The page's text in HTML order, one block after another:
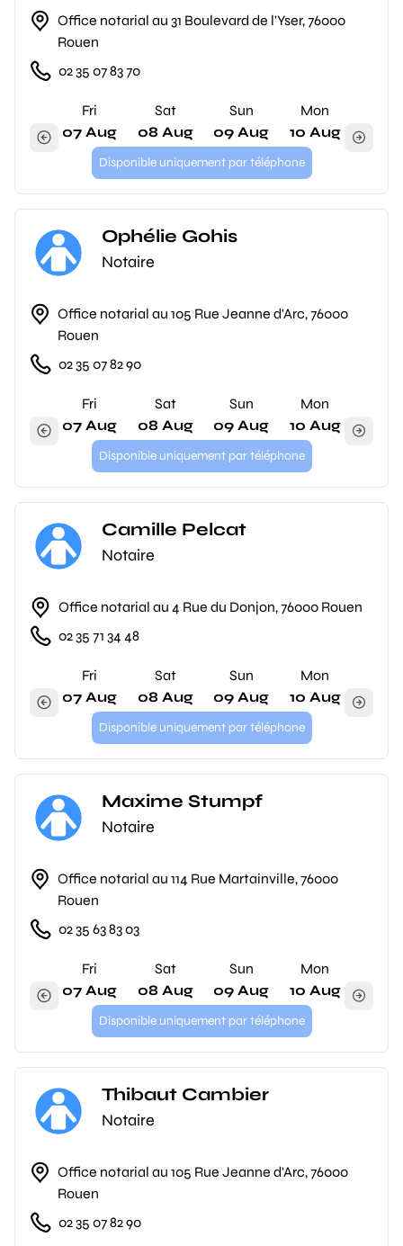
Office notarial au 31 Boulevard de l'Yser, 76000
Rouen
02 35 07 83 70
Fri
07 Aug
Sat
08 Aug
Sun
09 Aug
Mon
10 Aug
Disponible uniquement par téléphone
Ophélie Gohis
Notaire
Office notarial au 105 Rue Jeanne d'Arc, 76000
Rouen
02 35 07 82 90
Fri
07 Aug
Sat
08 Aug
Sun
09 Aug
Mon
10 Aug
Disponible uniquement par téléphone
Camille Pelcat
Notaire
Office notarial au 4 Rue du Donjon, 76000 Rouen
02 35 71 34 48
Fri
07 Aug
Sat
08 Aug
Sun
09 Aug
Mon
10 Aug
Disponible uniquement par téléphone
Maxime Stumpf
Notaire
Office notarial au 114 Rue Martainville, 76000
Rouen
02 35 63 83 03
Fri
07 Aug
Sat
08 Aug
Sun
09 Aug
Mon
10 Aug
Disponible uniquement par téléphone
Thibaut Cambier
Notaire
Office notarial au 105 Rue Jeanne d'Arc, 76000
Rouen
02 35 07 82 90